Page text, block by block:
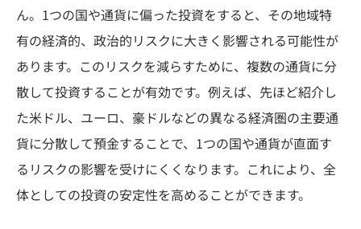
ん。1つの国や通貨に偏った投資をすると、その地域特
有の経済的、政治的リスクに大きく影響される可能性が
あります。このリスクを減らすために、複数の通貨に分
散して投資することが有効です。例えば、先ほど紹介し
た米ドル、ユーロ、豪ドルなどの異なる経済圏の主要通
貨に分散して預金することで、1つの国や通貨が直面す
るリスクの影響を受けにくくなります。これにより、全
体としての投資の安定性を高めることができます。